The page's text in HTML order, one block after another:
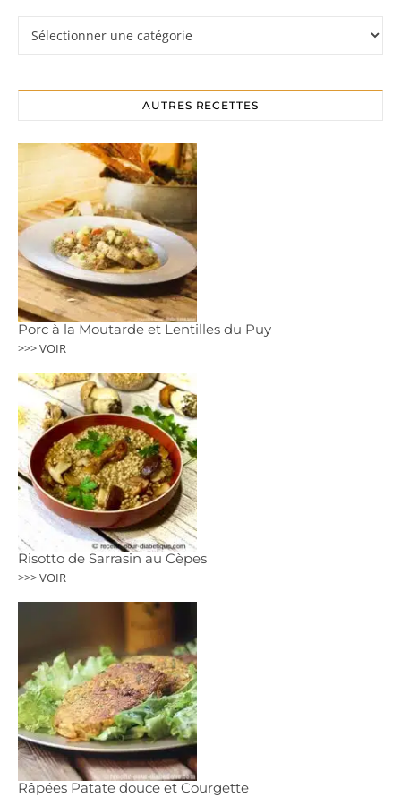
AUTRES RECETTES
Porc à la Moutarde et Lentilles du Puy
>>> VOIR
Risotto de Sarrasin au Cèpes
>>> VOIR
Râpées Patate douce et Courgette